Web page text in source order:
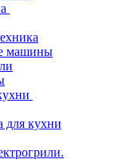
машины
для кухни